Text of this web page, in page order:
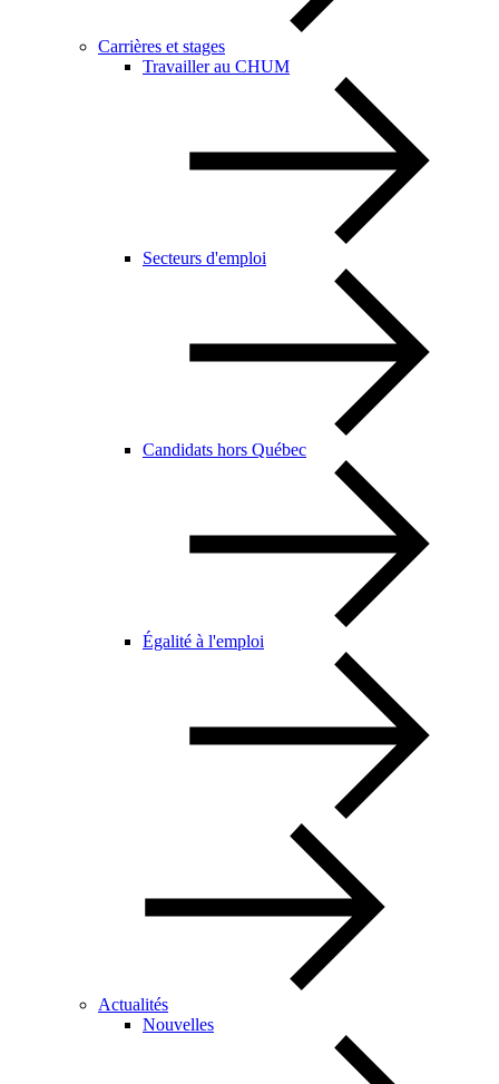
Carrières et stages
Travailler au CHUM
Secteurs d'emploi
Candidats hors Québec
Égalité à l'emploi
Actualités
Nouvelles